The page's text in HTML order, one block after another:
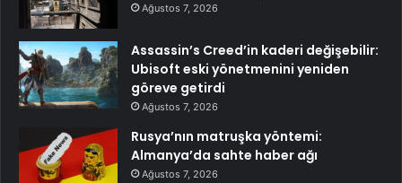
Ağustos 7, 2026
Assassin’s Creed’in kaderi değişebilir:
Ubisoft eski yönetmenini yeniden
göreve getirdi
Ağustos 7, 2026
Rusya’nın matruşka yöntemi:
Almanya’da sahte haber ağı
Ağustos 7, 2026